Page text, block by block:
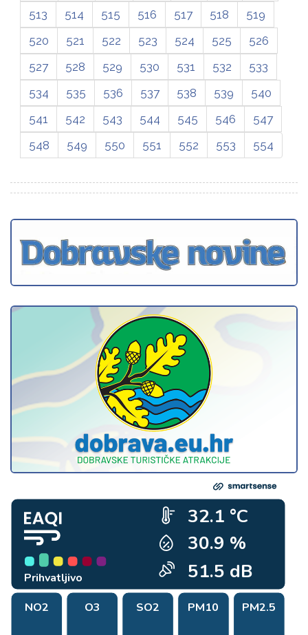
513 514 515 516 517 518
519
520
521 522 523 524 525
526
527
528 529 530 531 532
533
534
535 536 537 538 539
540
541
542 543 544 545 546
547
548
549 550 551 552 553 554